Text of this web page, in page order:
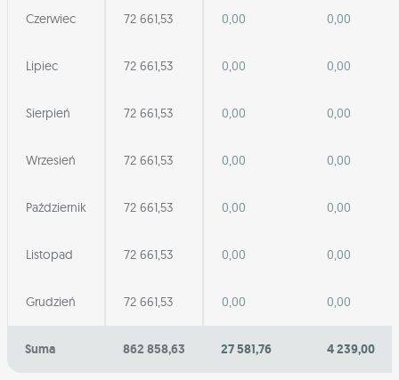
Czerwiec 72 661,53 0,00 0,00
Lipiec 72 661,53 0,00 0,00
Sierpień 72 661,53 0,00 0,00
Wrzesień 72 661,53 0,00 0,00
Październik 72 661,53 0,00 0,00
Listopad 72 661,53 0,00 0,00
Grudzień 72 661,53 0,00 0,00
Suma 862 858,63 27 581,76 4 239,00